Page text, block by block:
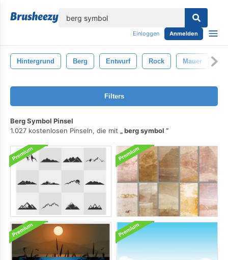
Einloggen Anmelden
Hintergrund Berg Entwurf Rock Mauer
Filters
Berg Symbol Pinsel
1.027 kostenlosen Pinseln, die mit
berg symbol